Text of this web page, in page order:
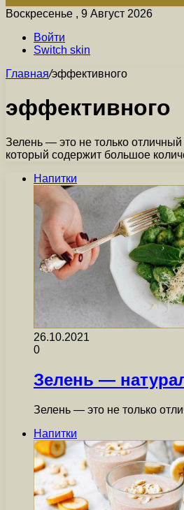
Воскресенье , 9 Август 2026
Войти
Switch skin
Главная/эффективного
эффективного
Зелень — это не только
который содержит большое
Напитки
26.10.2021
0
Зелень —
Зелень — это не только
Напитки